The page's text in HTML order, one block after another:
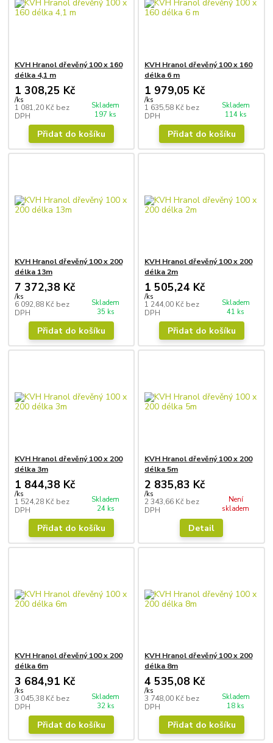
KVH Hranol dřevěný 100 x 160
délka 4,1 m
1 308,25 Kč
/ks
1 081,20 Kč bez
DPH
Skladem
197 ks
Přidat do košíku
KVH Hranol dřevěný 100 x 160
délka 6 m
1 979,05 Kč
/ks
1 635,58 Kč bez
DPH
Skladem
114 ks
Přidat do košíku
KVH Hranol dřevěný 100 x 200
délka 13m
7 372,38 Kč
/ks
6 092,88 Kč bez
DPH
Skladem
35 ks
Přidat do košíku
KVH Hranol dřevěný 100 x 200
délka 2m
1 505,24 Kč
/ks
1 244,00 Kč bez
DPH
Skladem
41 ks
Přidat do košíku
KVH Hranol dřevěný 100 x 200
délka 3m
1 844,38 Kč
/ks
1 524,28 Kč bez
DPH
Skladem
24 ks
Přidat do košíku
KVH Hranol dřevěný 100 x 200
délka 5m
2 835,83 Kč
/ks
2 343,66 Kč bez
DPH
Není
skladem
Detail
KVH Hranol dřevěný 100 x 200
délka 6m
3 684,91 Kč
/ks
3 045,38 Kč bez
DPH
Skladem
32 ks
Přidat do košíku
KVH Hranol dřevěný 100 x 200
délka 8m
4 535,08 Kč
/ks
3 748,00 Kč bez
DPH
Skladem
18 ks
Přidat do košíku